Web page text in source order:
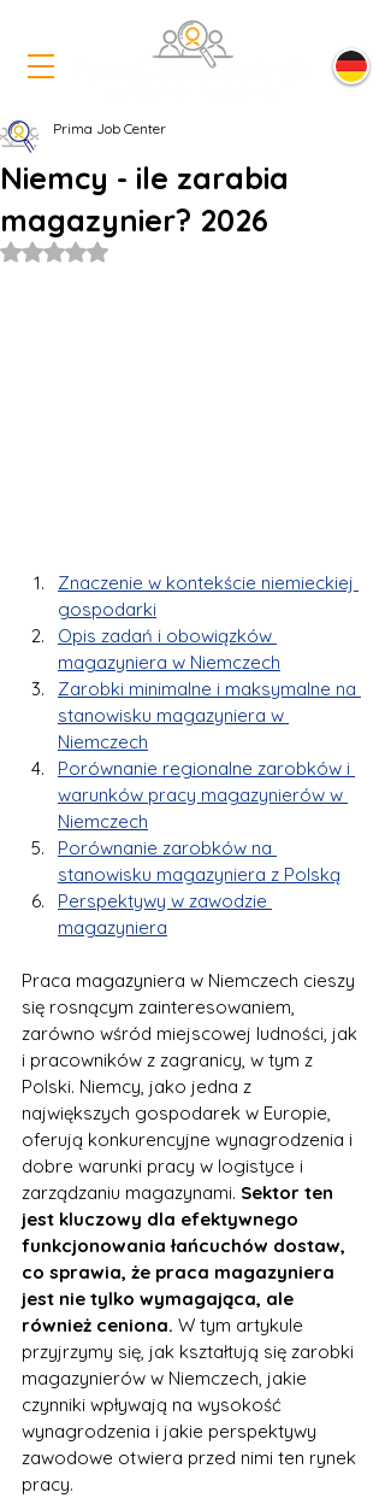
Niemcy - ile zarabia
magazynier? 2026
Prima Job Center
Oceniono na NaN z 5 gwiazdek.
Znaczenie w kontekście niemieckiej
gospodarki
Opis zadań i obowiązków
magazyniera w Niemczech
Zarobki minimalne i maksymalne na
stanowisku magazyniera w
Niemczech
Porównanie regionalne zarobków i
warunków pracy magazynierów w
Niemczech
Porównanie zarobków na
stanowisku magazyniera z Polską
Perspektywy w zawodzie
magazyniera
Praca magazyniera w Niemczech cieszy
się rosnącym zainteresowaniem,
zarówno wśród miejscowej ludności, jak
i pracowników z zagranicy, w tym z
Polski. Niemcy, jako jedna z
największych gospodarek w Europie,
oferują konkurencyjne wynagrodzenia i
dobre warunki pracy w logistyce i
zarządzaniu magazynami. Sektor ten
jest kluczowy dla efektywnego
funkcjonowania łańcuchów dostaw,
co sprawia, że praca magazyniera
jest nie tylko wymagająca, ale
również ceniona. W tym artykule
przyjrzymy się, jak kształtują się zarobki
magazynierów w Niemczech, jakie
czynniki wpływają na wysokość
wynagrodzenia i jakie perspektywy
zawodowe otwiera przed nimi ten rynek
pracy.